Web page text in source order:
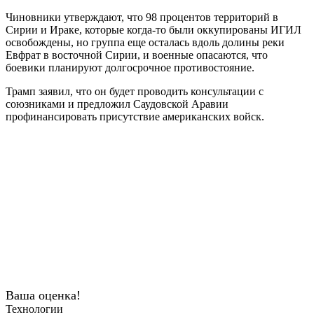
Чиновники утверждают, что 98 процентов территорий в
Сирии и Ираке, которые когда-то были оккупированы ИГИЛ
освобождены, но группа еще осталась вдоль долины реки
Евфрат в восточной Сирии, и военные опасаются, что
боевики планируют долгосрочное противостояние.
Трамп заявил, что он будет проводить консультации с
союзниками и предложил Саудовской Аравии
профинансировать присутствие американских войск.
Ваша оценка!
Технологии